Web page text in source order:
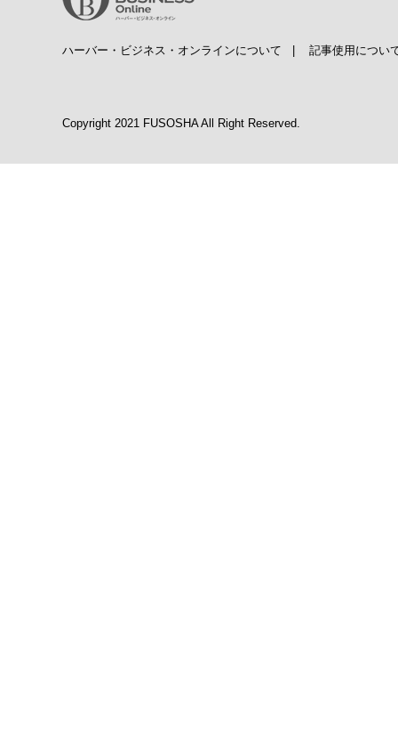
ハーバー・ビジネス・オンラインについて 記事使用につい
Copyright 2021 FUSOSHA All Right Reserved.